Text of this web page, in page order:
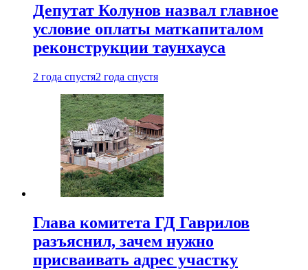
Депутат Колунов назвал главное
условие оплаты маткапиталом
реконструкции таунхауса
2 года спустя2 года спустя
Глава комитета ГД Гаврилов
разъяснил, зачем нужно
присваивать адрес участку